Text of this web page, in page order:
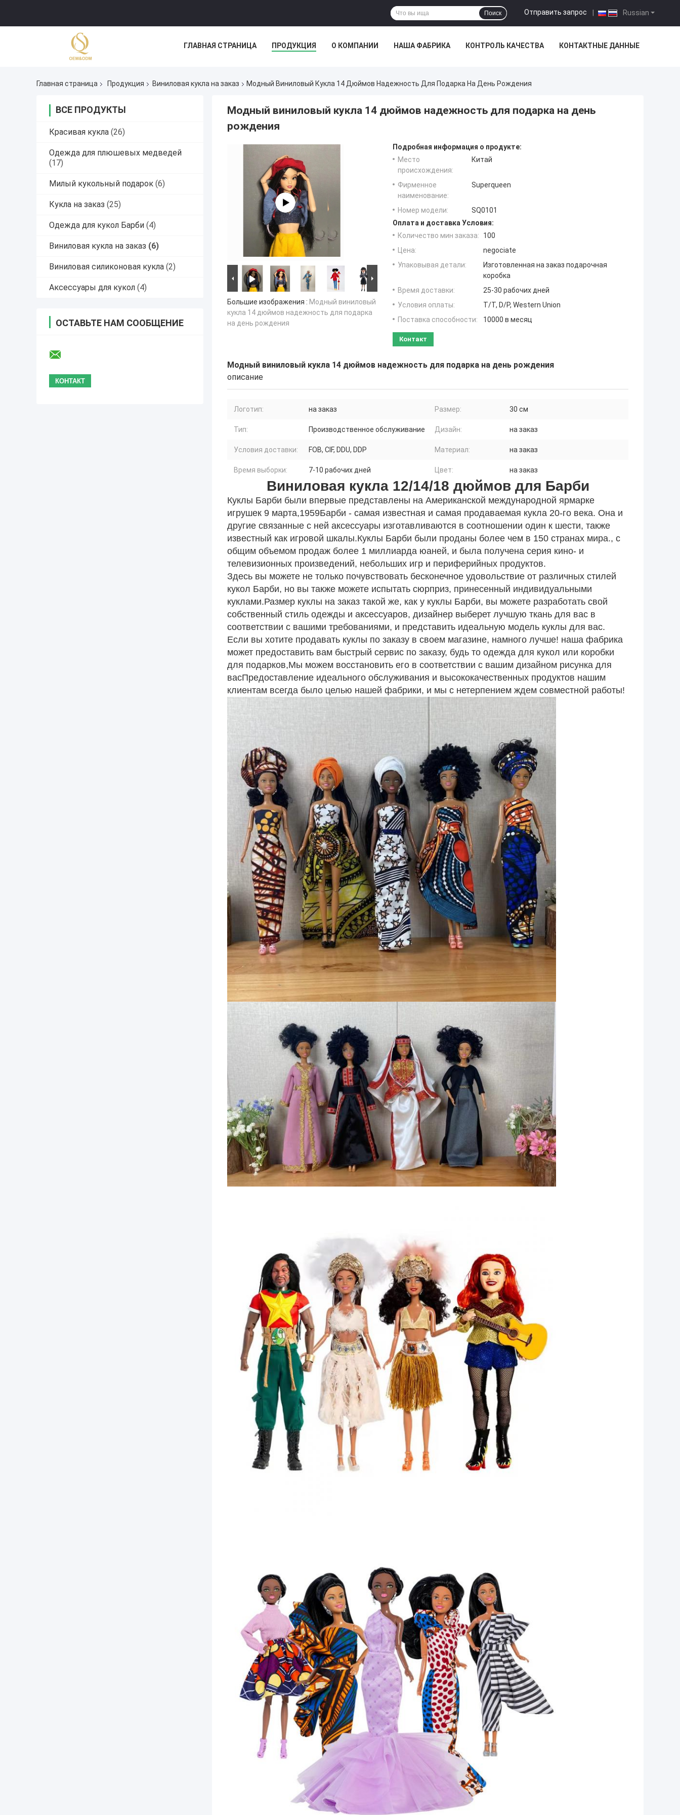
Russian
Отправить запрос
Поиск
ГЛАВНАЯ СТРАНИЦА ПРОДУКЦИЯ О КОМПАНИИ НАША ФАБРИКА КОНТРОЛЬ КАЧЕСТВА КОНТАКТНЫЕ ДАННЫЕ
Главная страница Продукция Виниловая кукла на заказ Модный Виниловый Кукла 14 Дюймов Надежность Для Подарка На День Рождения
ВСЕ ПРОДУКТЫ
Красивая кукла (26)
Одежда для плюшевых медведей
(17)
Милый кукольный подарок (6)
Кукла на заказ (25)
Одежда для кукол Барби (4)
Виниловая кукла на заказ (6)
Виниловая силиконовая кукла (2)
Аксессуары для кукол (4)
ОСТАВЬТЕ НАМ СООБЩЕНИЕ
Модный виниловый кукла 14 дюймов надежность для подарка на день
рождения
Большие изображения : Модный виниловый
кукла 14 дюймов надежность для подарка
на день рождения
Подробная информация о продукте:
Место
происхождения:
Китай
Фирменное
наименование:
Superqueen
Номер модели:
SQ0101
Оплата и доставка Условия:
Количество мин заказа:
100
Цена:
negociate
Упаковывая детали:
Изготовленная на заказ подарочная
коробка
Время доставки:
25-30 рабочих дней
Условия оплаты:
T/T, D/P, Western Union
Поставка способности:
10000 в месяц
Контакт
Модный виниловый кукла 14 дюймов надежность для подарка на день рождения
описание
Логотип: на заказ Размер: 30 см
Тип: Производственное обслуживание Дизайн: на заказ
Условия доставки: FOB, CIF, DDU, DDP Материал: на заказ
Время выборки: 7-10 рабочих дней Цвет: на заказ
Виниловая кукла 12/14/18 дюймов для Барби
Куклы Барби были впервые представлены на Американской международной ярмарке
игрушек 9 марта,1959Барби - самая известная и самая продаваемая кукла 20-го века. Она и
другие связанные с ней аксессуары изготавливаются в соотношении один к шести, также
известный как игровой шкалы.Куклы Барби были проданы более чем в 150 странах мира., с
общим объемом продаж более 1 миллиарда юаней, и была получена серия кино- и
телевизионных произведений, небольших игр и периферийных продуктов.
Здесь вы можете не только почувствовать бесконечное удовольствие от различных стилей
кукол Барби, но вы также можете испытать сюрприз, принесенный индивидуальными
куклами.Размер куклы на заказ такой же, как у куклы Барби, вы можете разработать свой
собственный стиль одежды и аксессуаров, дизайнер выберет лучшую ткань для вас в
соответствии с вашими требованиями, и представить идеальную модель куклы для вас.
Если вы хотите продавать куклы по заказу в своем магазине, намного лучше! наша фабрика
может предоставить вам быстрый сервис по заказу, будь то одежда для кукол или коробки
для подарков,Мы можем восстановить его в соответствии с вашим дизайном рисунка для
васПредоставление идеального обслуживания и высококачественных продуктов нашим
клиентам всегда было целью нашей фабрики, и мы с нетерпением ждем совместной работы!